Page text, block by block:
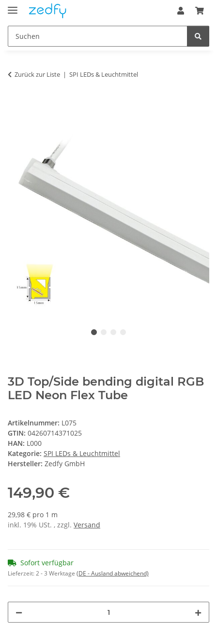
Zurück zur Liste SPI LEDs & Leuchtmittel
3D Top/Side bending digital RGB
LED Neon Flex Tube
Artikelnummer: L075
GTIN: 04260714371025
HAN: L000
Kategorie: SPI LEDs & Leuchtmittel
Hersteller: Zedfy GmbH
149,90 €
29,98 € pro 1 m
inkl. 19% USt. , zzgl. Versand
Sofort verfügbar
Lieferzeit:2 - 3 Werktage (DE - Ausland abweichend)